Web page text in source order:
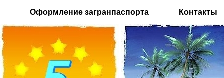
Оформление загранпаспорта Контакты